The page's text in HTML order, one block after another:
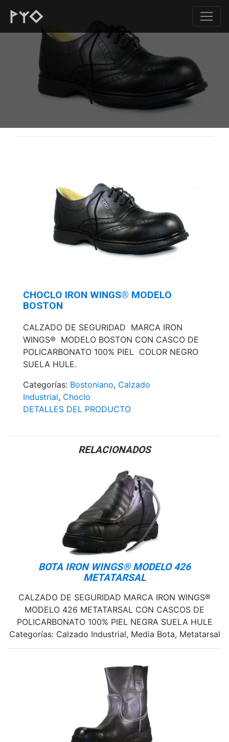
CHOCLO IRON WINGS® MODELO
BOSTON
CALZADO DE SEGURIDAD MARCA IRON
WINGS® MODELO BOSTON CON CASCO DE
POLICARBONATO 100% PIEL COLOR NEGRO
SUELA HULE.
Categorías: Bostoniano, Calzado
Industrial, Choclo
DETALLES DEL PRODUCTO
RELACIONADOS
BOTA IRON WINGS® MODELO 426
METATARSAL
CALZADO DE SEGURIDAD MARCA IRON WINGS®
MODELO 426 METATARSAL CON CASCOS DE
POLICARBONATO 100% PIEL NEGRA SUELA HULE
Categorías: Calzado Industrial, Media Bota, Metatarsal